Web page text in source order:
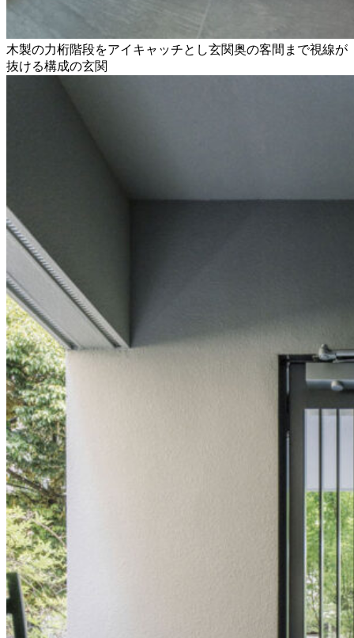
木製の力桁階段をアイキャッチとし玄関奥の客間まで視線が
抜ける構成の玄関